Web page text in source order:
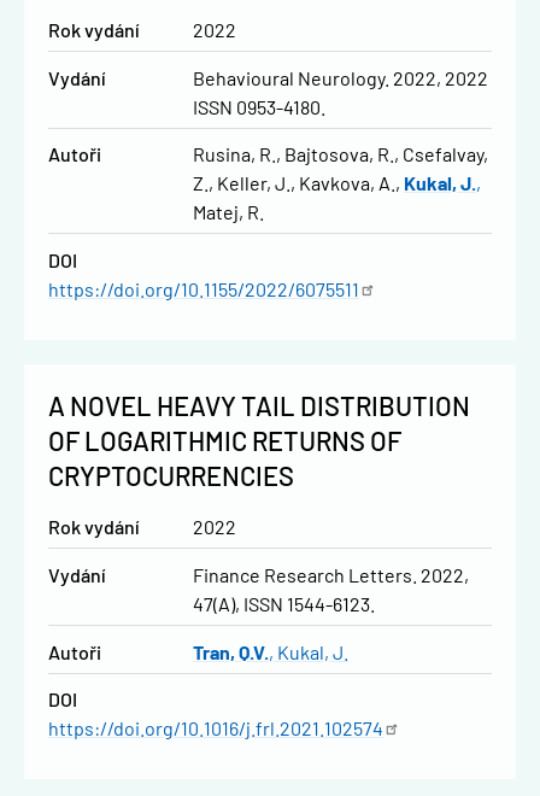
Rok vydání 2022
Vydání
Behavioural Neurology. 2022, 2022
ISSN 0953-4180.
Autoři Rusina, R. Bajtosova, R.
Csefalvay,
Z.
Keller, J. Kavkova, A.
Kukal, J.
Matej, R.
DOI
https://doi.org/10.1155/2022/6075511
A NOVEL HEAVY TAIL DISTRIBUTION
OF LOGARITHMIC RETURNS OF
CRYPTOCURRENCIES
Rok vydání 2022
Vydání
Finance Research Letters. 2022,
47(A), ISSN 1544-6123.
Autoři Tran, Q.V. Kukal, J.
DOI
https://doi.org/10.1016/j.frl.2021.102574